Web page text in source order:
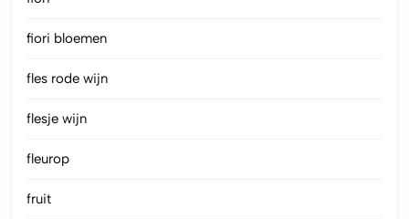
fiori bloemen
fles rode wijn
flesje wijn
fleurop
fruit